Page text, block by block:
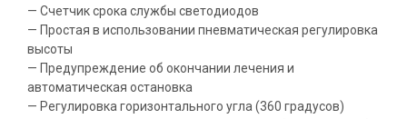
— Счетчик срока службы светодиодов
— Простая в использовании пневматическая регулировка
высоты
— Предупреждение об окончании лечения и
автоматическая остановка
— Регулировка горизонтального угла (360 градусов)